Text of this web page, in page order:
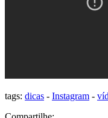
tags: dicas - Instagram -